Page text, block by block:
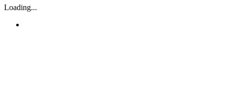
Loading...